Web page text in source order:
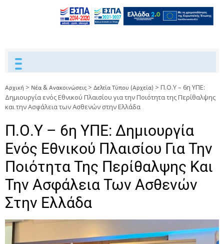
Ηπείρου
Δυτικής
Ελλάδας
Αρχική > Νέα & Ανακοινώσεις > Δελτία Τύπου (Αρχεία) > Π.Ο.Υ – 6η ΥΠΕ:
Δημιουργία ενός Εθνικού Πλαισίου για την Ποιότητα της Περίθαλψης
και την Ασφάλεια των Ασθενών στην Ελλάδα
Π.Ο.Υ – 6η ΥΠΕ: Δημιουργία
Ενός Εθνικού Πλαισίου Για Την
Ποιότητα Της Περίθαλψης Και
Την Ασφάλεια Των Ασθενών
Στην Ελλάδα